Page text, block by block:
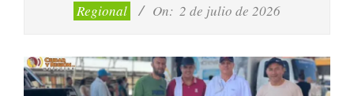
Regional On: 2 de julio de 2026